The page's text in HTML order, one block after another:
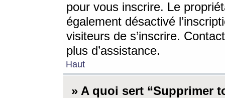
pour vous inscrire. Le
également désactivé
visiteurs de s’inscrire.
plus d’assistance.
Haut
» A quoi sert “Supprimer